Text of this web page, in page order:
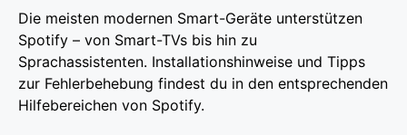
Die meisten modernen Smart-Geräte unterstützen
Spotify – von Smart-TVs bis hin zu
Sprachassistenten. Installationshinweise und Tipps
zur Fehlerbehebung findest du in den entsprechenden
Hilfebereichen von Spotify.